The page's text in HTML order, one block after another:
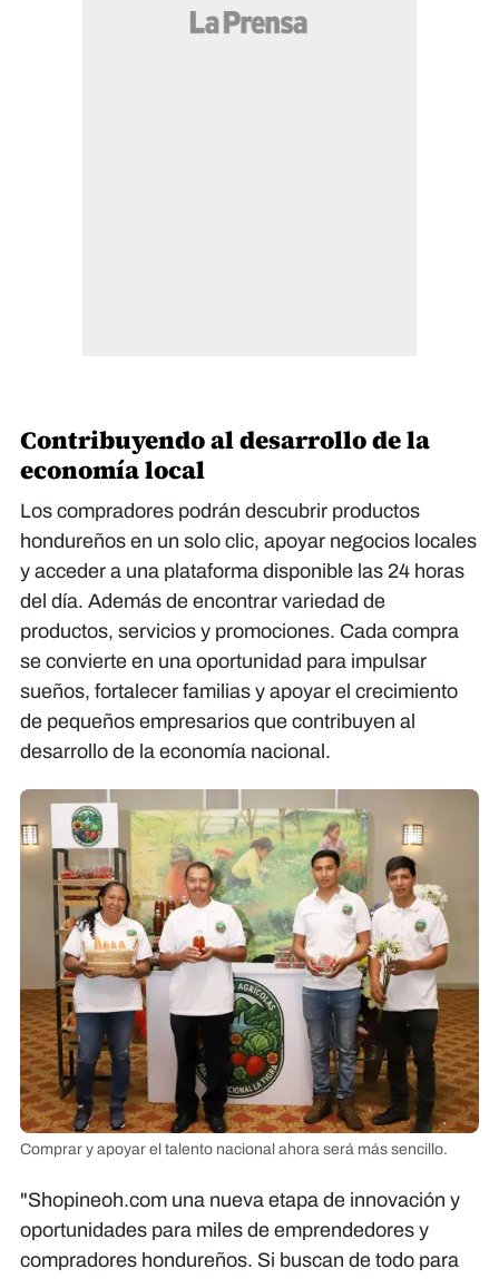
Contribuyendo al desarrollo de la
economía local
Los compradores podrán descubrir productos
hondureños en un solo clic, apoyar negocios locales
y acceder a una plataforma disponible las 24 horas
del día. Además de encontrar variedad de
productos, servicios y promociones. Cada compra
se convierte en una oportunidad para impulsar
sueños, fortalecer familias y apoyar el crecimiento
de pequeños empresarios que contribuyen al
desarrollo de la economía nacional.
Comprar y apoyar el talento nacional ahora será más sencillo.
"Shopineoh.com una nueva etapa de innovación y
oportunidades para miles de emprendedores y
compradores hondureños. Si buscan de todo para